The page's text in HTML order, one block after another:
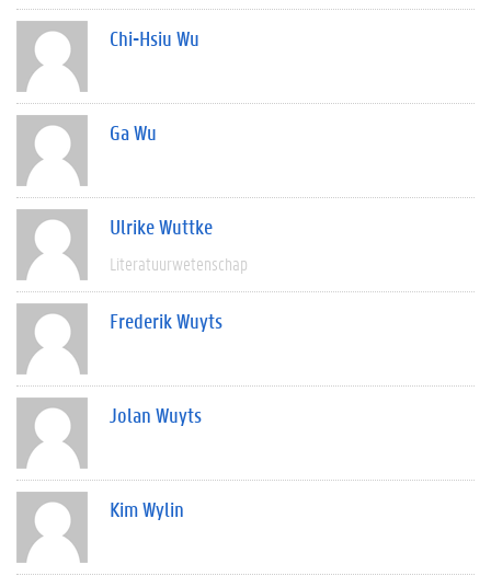
Chi-Hsiu Wu
Ga Wu
Ulrike Wuttke
Literatuurwetenschap
Frederik Wuyts
Jolan Wuyts
Kim Wylin